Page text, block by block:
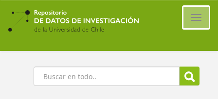
Ir
contenido
principal
Buscar